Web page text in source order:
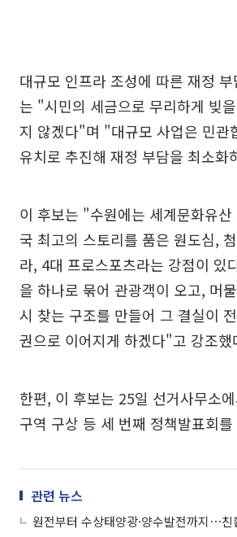
대규모 인프라 조성에 따른 재정
는 "시민의 세금으로 무리하게 빚
지 않겠다"며 "대규모 사업은 민관
유치로 추진해 재정 부담을 최소화
이 후보는 "수원에는 세계문화유산
국 최고의 스토리를 품은 원도심,
라, 4대 프로스포츠라는 강점이 있
을 하나로 묶어 관광객이 오고, 머
시 찾는 구조를 만들어 그 결실이
권으로 이어지게 하겠다"고 강조했
한편, 이 후보는 25일 선거사무소
구역 구상 등 세 번째 정책발표회
관련 뉴스